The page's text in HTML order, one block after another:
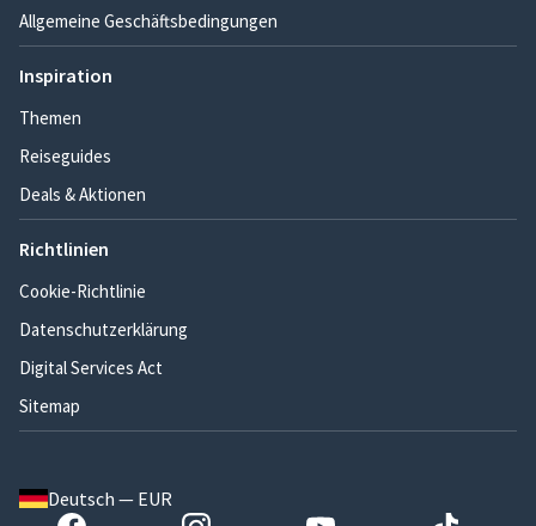
Allgemeine Geschäftsbedingungen
Inspiration
Themen
Reiseguides
Deals & Aktionen
Richtlinien
Cookie-Richtlinie
Datenschutzerklärung
Digital Services Act
Sitemap
Deutsch — EUR